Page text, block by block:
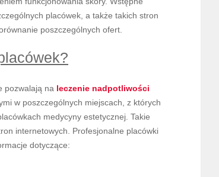
placówek, a także takich stron
poszczególnych ofert.
pozwalają na leczenie nadpotliwości
w poszczególnych miejscach, z których
medycyny estetycznej. Takie
internetowych. Profesjonalne placówki
dotyczące: